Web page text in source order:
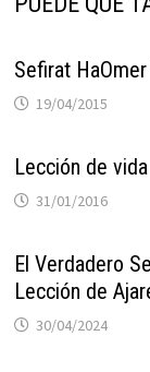
Sefirat
19/04/2015
Lección de vida
31/01/2016
El Verdadero
Lección de
30/04/2024